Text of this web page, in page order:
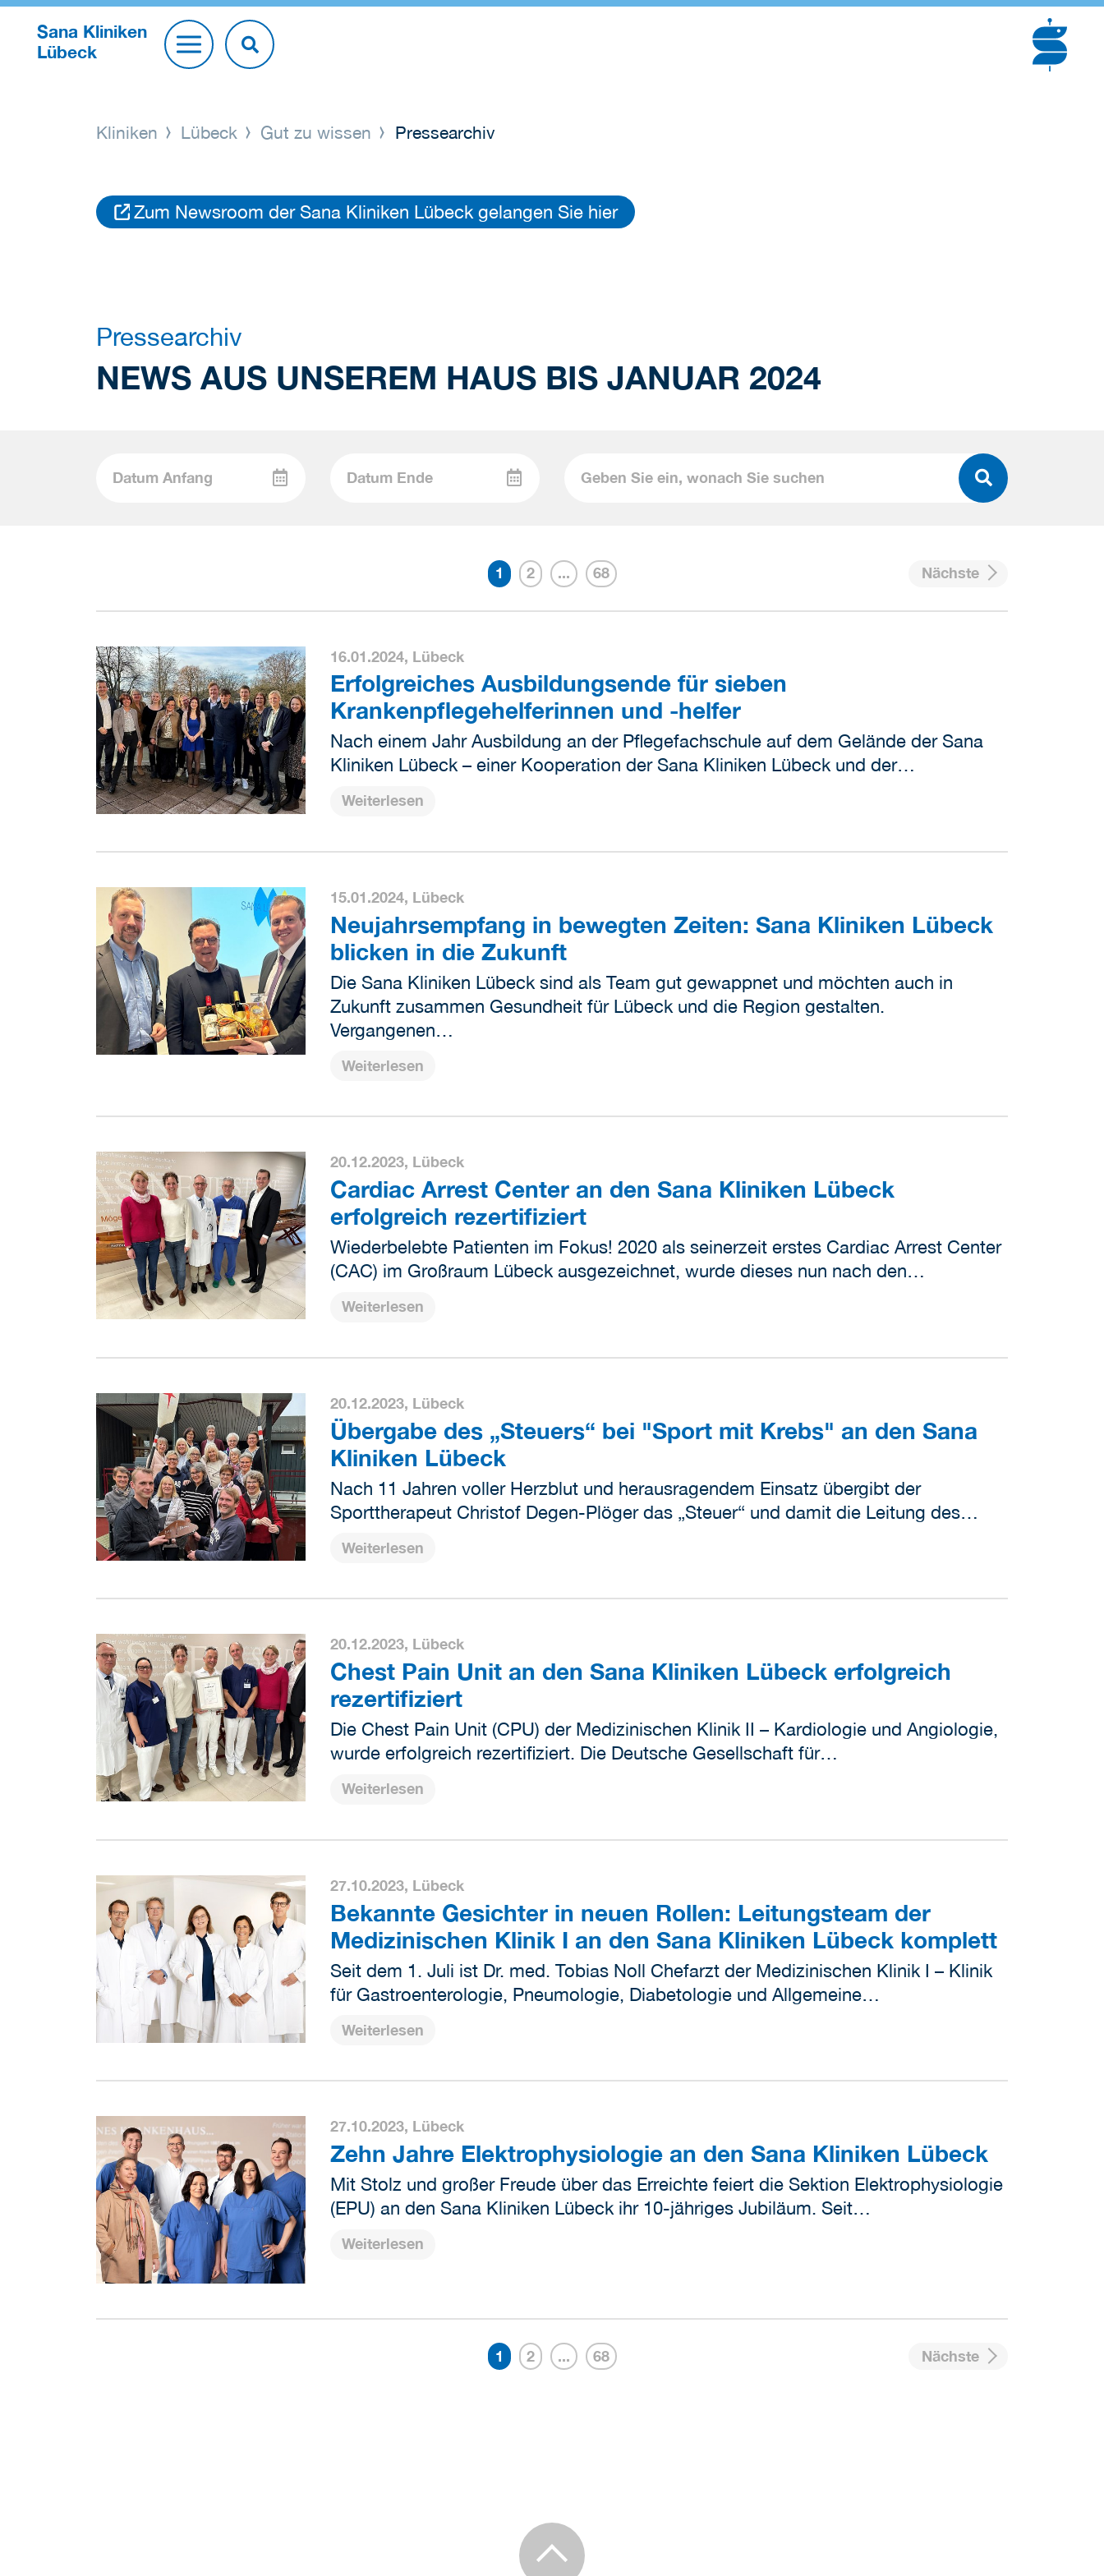
Sana Kliniken
Lübeck
Kliniken Lübeck Gut zu wissen Pressearchiv
Zum Newsroom der Sana Kliniken Lübeck gelangen Sie hier
Pressearchiv
NEWS AUS UNSEREM HAUS BIS JANUAR 2024
1 2 ... 68 Nächste
16.01.2024, Lübeck
Erfolgreiches Ausbildungsende für sieben
Krankenpflegehelferinnen und -helfer
Nach einem Jahr Ausbildung an der Pflegefachschule auf dem Gelände der Sana
Kliniken Lübeck – einer Kooperation der Sana Kliniken Lübeck und der…
Weiterlesen
15.01.2024, Lübeck
Neujahrsempfang in bewegten Zeiten: Sana Kliniken Lübeck
blicken in die Zukunft
Die Sana Kliniken Lübeck sind als Team gut gewappnet und möchten auch in
Zukunft zusammen Gesundheit für Lübeck und die Region gestalten.
Vergangenen…
Weiterlesen
20.12.2023, Lübeck
Cardiac Arrest Center an den Sana Kliniken Lübeck
erfolgreich rezertifiziert
Wiederbelebte Patienten im Fokus! 2020 als seinerzeit erstes Cardiac Arrest Center
(CAC) im Großraum Lübeck ausgezeichnet, wurde dieses nun nach den…
Weiterlesen
20.12.2023, Lübeck
Übergabe des „Steuers“ bei "Sport mit Krebs" an den Sana
Kliniken Lübeck
Nach 11 Jahren voller Herzblut und herausragendem Einsatz übergibt der
Sporttherapeut Christof Degen-Plöger das „Steuer“ und damit die Leitung des…
Weiterlesen
20.12.2023, Lübeck
Chest Pain Unit an den Sana Kliniken Lübeck erfolgreich
rezertifiziert
Die Chest Pain Unit (CPU) der Medizinischen Klinik II – Kardiologie und Angiologie,
wurde erfolgreich rezertifiziert. Die Deutsche Gesellschaft für…
Weiterlesen
27.10.2023, Lübeck
Bekannte Gesichter in neuen Rollen: Leitungsteam der
Medizinischen Klinik I an den Sana Kliniken Lübeck komplett
Seit dem 1. Juli ist Dr. med. Tobias Noll Chefarzt der Medizinischen Klinik I – Klinik
für Gastroenterologie, Pneumologie, Diabetologie und Allgemeine…
Weiterlesen
27.10.2023, Lübeck
Zehn Jahre Elektrophysiologie an den Sana Kliniken Lübeck
Mit Stolz und großer Freude über das Erreichte feiert die Sektion Elektrophysiologie
(EPU) an den Sana Kliniken Lübeck ihr 10-jähriges Jubiläum. Seit…
Weiterlesen
1 2 ... 68 Nächste